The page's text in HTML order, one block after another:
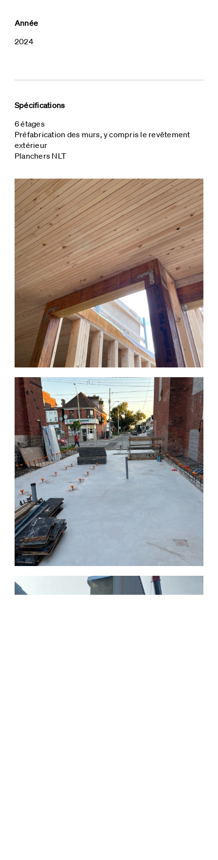
Année
2024
Spécifications
6 étages
Préfabrication des murs, y compris le revêtement
extérieur
Planchers NLT